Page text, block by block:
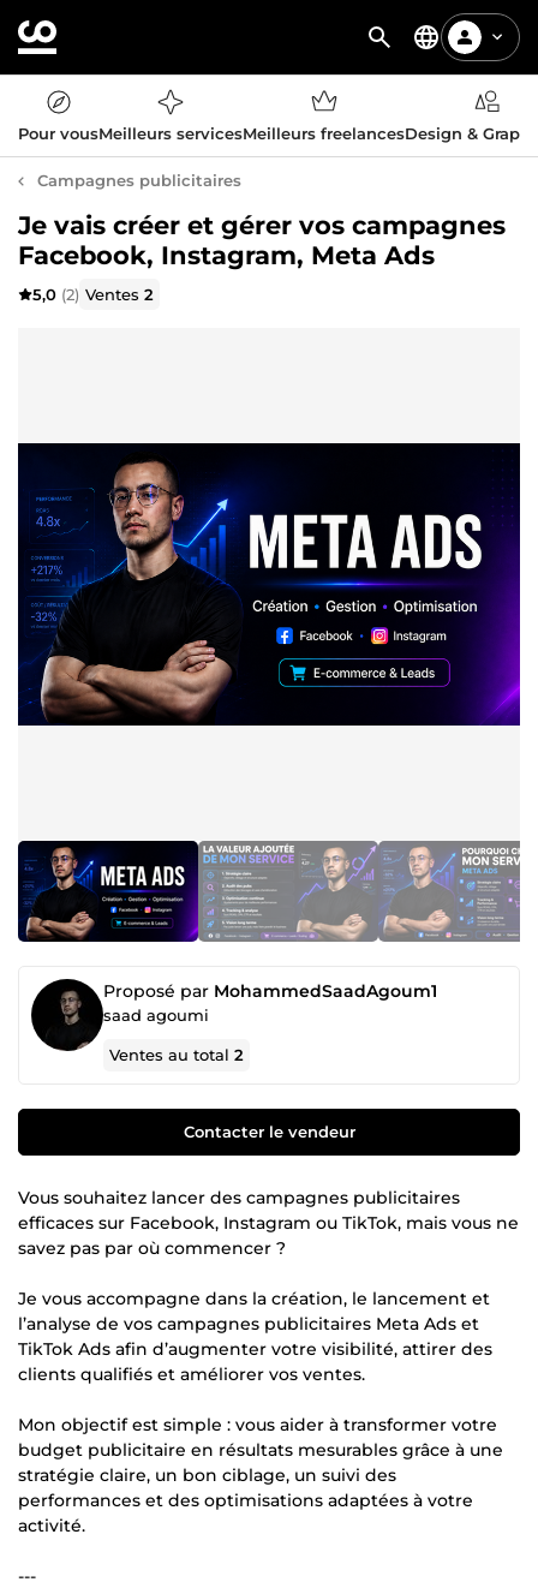
Pour vousMeilleurs servicesMeilleurs freelancesDesign &
Campagnes publicitaires
Je vais créer et gérer vos campagnes
Facebook, Instagram, Meta Ads
5,0 (2) Ventes2
Proposé par MohammedSaadAgoum1
saad agoumi
Ventes au total2
Contacter le vendeur
Vous souhaitez lancer des campagnes publicitaires
efficaces sur Facebook, Instagram ou TikTok, mais vous ne
savez pas par où commencer ?
Je vous accompagne dans la création, le lancement et
l’analyse de vos campagnes publicitaires Meta Ads et
TikTok Ads afin d’augmenter votre visibilité, attirer des
clients qualifiés et améliorer vos ventes.
Mon objectif est simple : vous aider à transformer votre
budget publicitaire en résultats mesurables grâce à une
stratégie claire, un bon ciblage, un suivi des
performances et des optimisations adaptées à votre
activité.
---